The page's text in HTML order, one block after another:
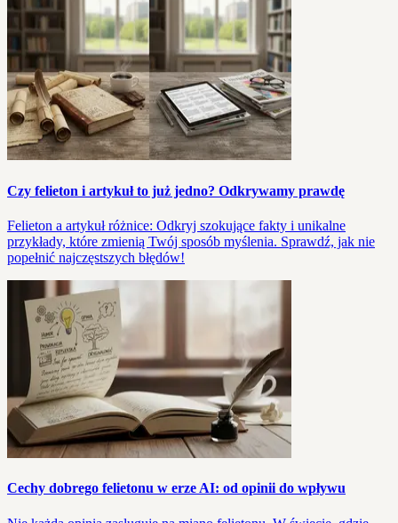
Czy felieton i artykuł to już jedno? Odkrywamy prawdę
Felieton a artykuł różnice: Odkryj szokujące fakty i unikalne
przykłady, które zmienią Twój sposób myślenia. Sprawdź, jak nie
popełnić najczęstszych błędów!
Cechy dobrego felietonu w erze AI: od opinii do wpływu